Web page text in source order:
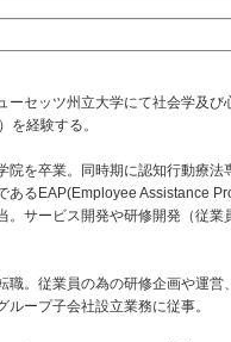
ーセッツ州立大学にて社会学及び
を経験する。
院を卒業。同時期に認知行動療
あるEAP(Employee Assistance
。サービス開発や研修開発（従業
職。従業員の為の研修企画や運営
ープ子会社設立業務に従事。